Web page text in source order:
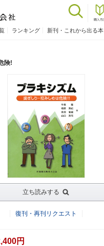
ランキング 新刊・これから出る本
険!
立ち読みする
復刊・再刊リクエスト
円